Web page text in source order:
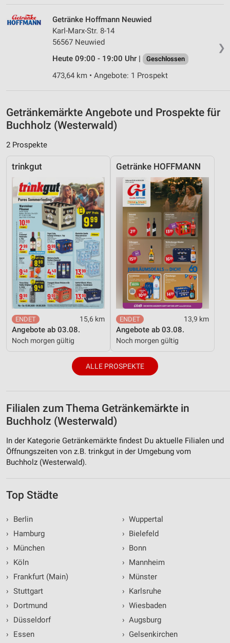
❯
Getränke Hoffmann Neuwied
Karl-Marx-Str. 8-14
56567 Neuwied
Heute 09:00 - 19:00 Uhr |
Geschlossen
473,64 km • Angebote: 1 Prospekt
Getränkemärkte Angebote und Prospekte für
Buchholz (Westerwald)
2 Prospekte
trinkgut
15,6 km
Angebote ab 03.08.
Noch morgen gültig
Getränke HOFFMANN
13,9 km
Angebote ab 03.08.
Noch morgen gültig
ALLE PROSPEKTE
Filialen zum Thema Getränkemärkte in
Buchholz (Westerwald)
In der Kategorie Getränkemärkte findest Du aktuelle Filialen und
Öffnungszeiten von z.B. trinkgut in der Umgebung vom
Buchholz (Westerwald).
Top Städte
›
Berlin
›
Hamburg
›
München
›
Köln
›
Frankfurt (Main)
› Stuttgart
›
Dortmund
›
Düsseldorf
›
Essen
› Wuppertal
› Bielefeld
› Bonn
› Mannheim
› Münster
› Karlsruhe
› Wiesbaden
› Augsburg
› Gelsenkirchen
Verwendung genauer Standortdaten
Geräte anhand von aktiv angeforderten
Informationen identifizieren
Nicht-IAB-Verarbeitungszwecke:
Performance
Funktional
Werbung